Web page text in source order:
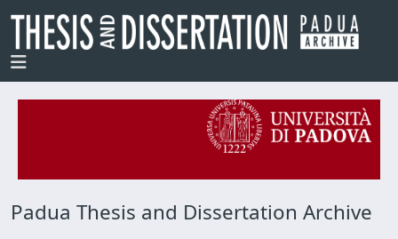
Padua Thesis and Dissertation Archive